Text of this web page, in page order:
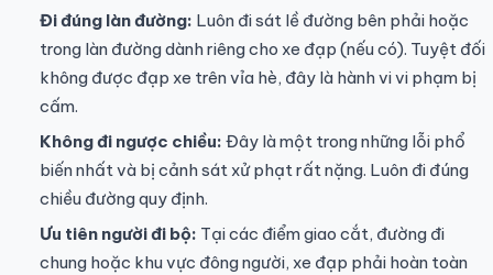
Đi đúng làn đường: Luôn đi sát lề đường bên phải hoặc
trong làn đường dành riêng cho xe đạp (nếu có). Tuyệt đối
không được đạp xe trên vỉa hè, đây là hành vi vi phạm bị
cấm.
Không đi ngược chiều: Đây là một trong những lỗi phổ
biến nhất và bị cảnh sát xử phạt rất nặng. Luôn đi đúng
chiều đường quy định.
Ưu tiên người đi bộ: Tại các điểm giao cắt, đường đi
chung hoặc khu vực đông người, xe đạp phải hoàn toàn